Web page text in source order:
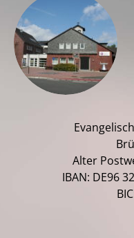
Alter
IBAN: DE96